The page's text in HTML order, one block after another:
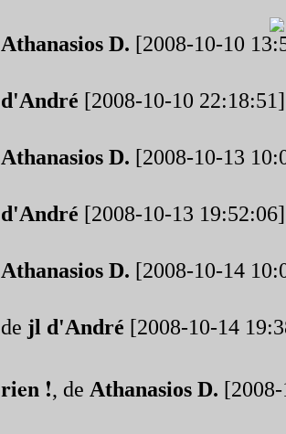
Athanasios D. [2008-10-10
d'André [2008-10-10 22:18:51]
Athanasios D. [2008-10-13
d'André [2008-10-13 19:52:06]
Athanasios D. [2008-10-14
de jl d'André [2008-10-14
rien !, de Athanasios D.